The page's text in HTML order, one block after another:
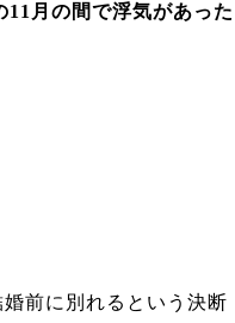
11月の間で浮気があった
前に別れるという決断